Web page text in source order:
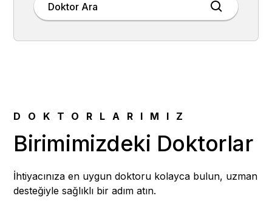
Doktor Ara
DOKTORLARIMIZ
Birimimizdeki Doktorlar
İhtiyacınıza en uygun doktoru kolayca bulun, uzman
desteğiyle sağlıklı bir adım atın.